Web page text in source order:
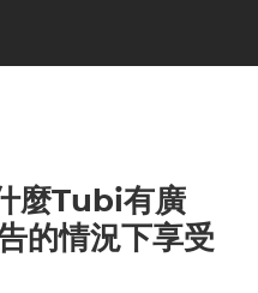
麼Tubi有廣
的情況下享受